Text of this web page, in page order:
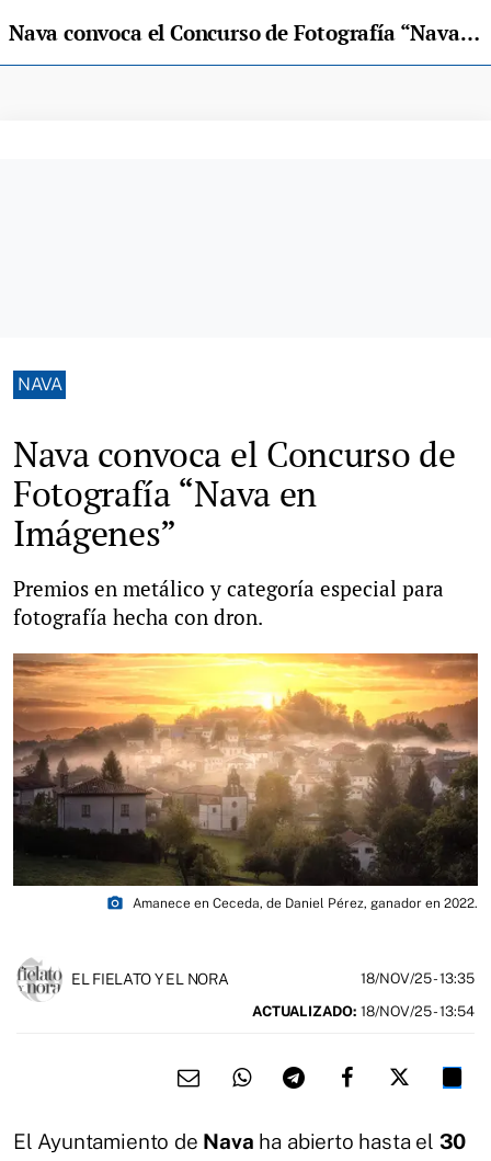
Nava convoca el Concurso de Fotografía “Nava en Imágenes”
NAVA
Nava convoca el Concurso de
Fotografía “Nava en
Imágenes”
Premios en metálico y categoría especial para
fotografía hecha con dron.
photo_camera Amanece en Ceceda, de Daniel Pérez, ganador en 2022.
EL FIELATO Y EL NORA 18/NOV/25- 13:35
ACTUALIZADO: 18/NOV/25 - 13:54
El Ayuntamiento de Nava ha abierto hasta el 30